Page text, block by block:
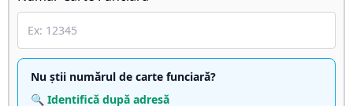
Nu știi numărul de carte funciară?
🔍 Identifică după adresă